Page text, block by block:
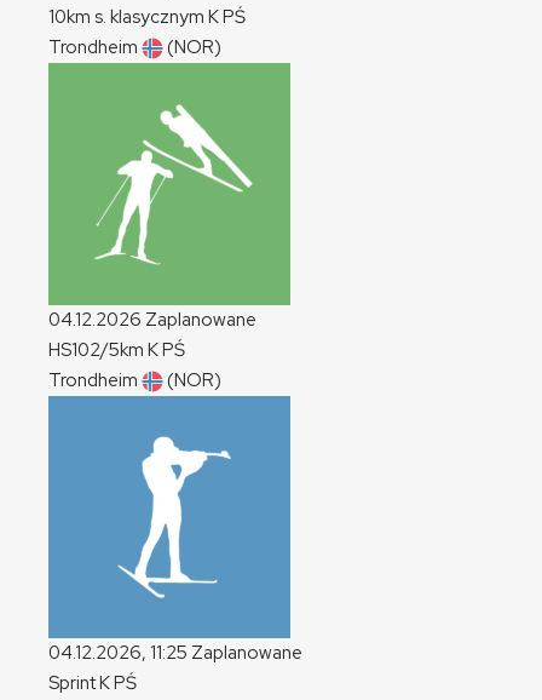
10km s. klasycznym KPŚ
Trondheim
(NOR)
04.12.2026 Zaplanowane
HS102/5km KPŚ
Trondheim
(NOR)
04.12.2026, 11:25 Zaplanowane
SprintKPŚ